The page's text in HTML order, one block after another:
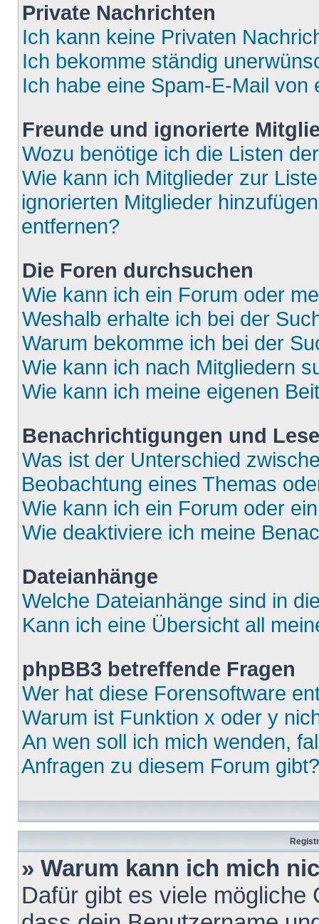
Private Nachrichten
Ich kann keine Privaten
Ich bekomme ständig
Ich habe eine Spam-E-Mail
Freunde und ignorierte
Wozu benötige ich die Listen
Wie kann ich Mitglieder zur
ignorierten Mitglieder
entfernen?
Die Foren durchsuchen
Wie kann ich ein Forum oder
Weshalb erhalte ich bei der
Warum bekomme ich bei der
Wie kann ich nach Mitgliedern
Wie kann ich meine eigenen
Benachrichtigungen und
Was ist der Unterschied
Beobachtung eines Themas
Wie kann ich ein Forum oder
Wie deaktiviere ich meine
Dateianhänge
Welche Dateianhänge sind in
Kann ich eine Übersicht all
phpBB3 betreffende Fragen
Wer hat diese Forensoftware
Warum ist Funktion x oder y
An wen soll ich mich wenden,
Anfragen zu diesem Forum gibt?
» Warum kann ich mich
Dafür gibt es viele